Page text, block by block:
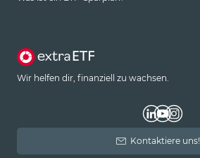
Wir helfen dir, finanziell zu wachsen.
Kontaktiere uns!